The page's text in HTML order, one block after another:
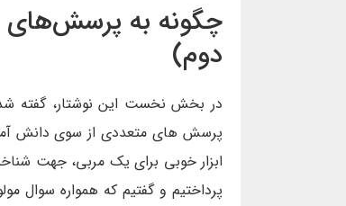
چگونه به
دوم)
در بخش نخست این نوشتار، گفته
پرسش های متعددی از سوی دانش
ابزار خوبی برای یک مربی، جهت
پرداختیم و گفتیم که همواره سوال